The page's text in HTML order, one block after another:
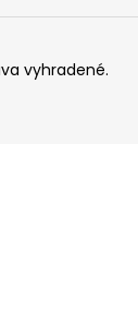
vyhradené.